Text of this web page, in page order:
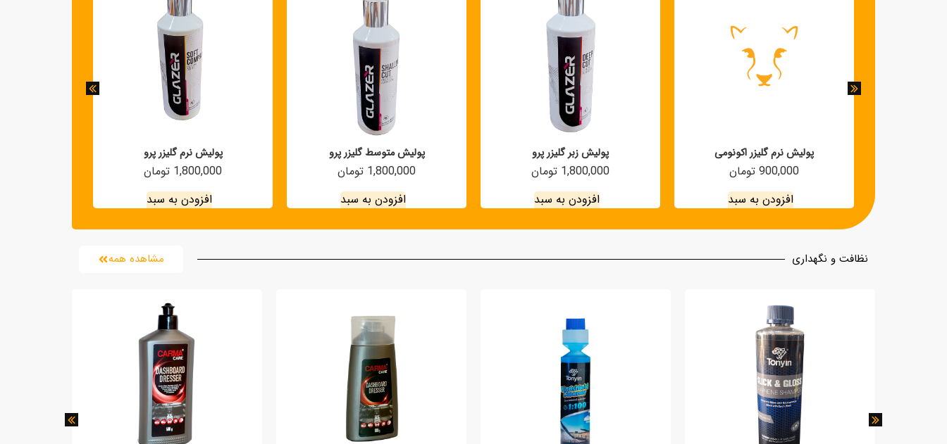
پولیش نرم گلیزر اکونومی
900,000 تومان
افزودن به سبد
پولیش زبر گلیزر پرو
1,800,000 تومان
افزودن به سبد
پولیش متوسط گلیزر پرو
1,800,000 تومان
افزودن به سبد
پولیش نرم گلیزر پرو
1,800,000 تومان
افزودن به سبد
نظافت و نگهداری مشاهده همه